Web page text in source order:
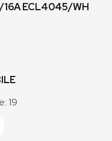
16A ECL4045/WH
19